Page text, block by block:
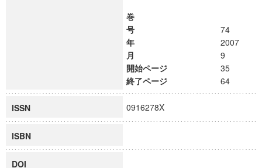
巻
号
74
年
2007
月
9
開始ページ
35
終了ページ
64
ISSN 0916278X
ISBN
DOI